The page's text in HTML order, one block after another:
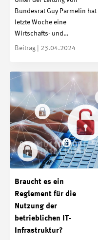
Bundesrat Guy Parmelin hat
letzte Woche eine
Wirtschafts- und…
Beitrag | 23.04.2024
Braucht es ein
Reglement für die
Nutzung der
betrieblichen IT-
Infrastruktur?